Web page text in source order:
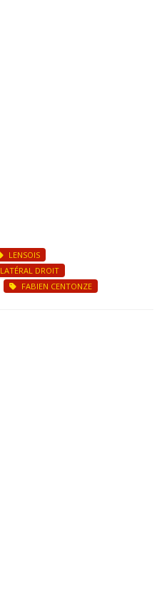
LENSOIS
LATÉRAL DROIT
FABIEN CENTONZE